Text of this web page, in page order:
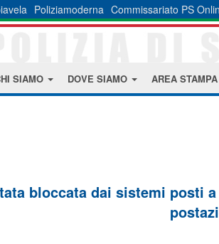
Poliziamoderna Commissariato PS
SIAMO DOVE SIAMO AREA STAMPA
bloccata dai sistemi posti